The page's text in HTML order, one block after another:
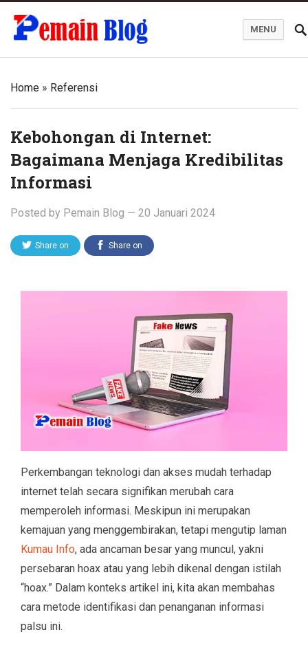
MENU
Home » Referensi
Kebohongan di Internet:
Bagaimana Menjaga Kredibilitas
Informasi
Posted by Pemain Blog — 20 Januari 2024
Share on Share on
Perkembangan teknologi dan akses mudah terhadap
internet telah secara signifikan merubah cara
memperoleh informasi. Meskipun ini merupakan
kemajuan yang menggembirakan, tetapi mengutip laman
Kumau Info, ada ancaman besar yang muncul, yakni
persebaran hoax atau yang lebih dikenal dengan istilah
“hoax.” Dalam konteks artikel ini, kita akan membahas
cara metode identifikasi dan penanganan informasi
palsu ini.